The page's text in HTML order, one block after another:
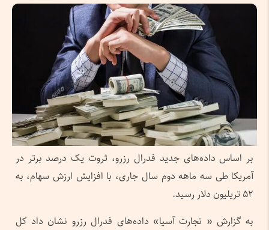
بر اساس داده‌های جدید فدرال رزرو، ثروت یک درصد برتر در
آمریکا طی سه‌ ماهه دوم سال جاری، با افزایش ارزش سهام، به
۵۲ تریلیون دلار رسید.
به گزارش « تجارت آسیا» داده‌های فدرال رزرو نشان داد کل